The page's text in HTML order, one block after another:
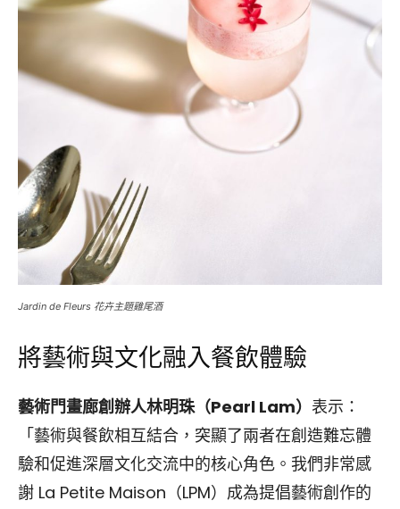
Jardin de Fleurs 花卉主題雞尾酒
將藝術與文化融入餐飲體驗
藝術門畫廊創辦人林明珠（Pearl Lam） 表示：
「藝術與餐飲相互結合，突顯了兩者在創造難忘體
驗和促進深層文化交流中的核心角色。我們非常感
謝 La Petite Maison（LPM）成為提倡藝術創作的